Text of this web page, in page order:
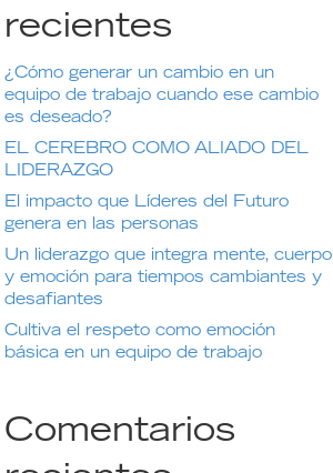
recientes
¿Cómo generar un cambio en un
equipo de trabajo cuando ese cambio
es deseado?
EL CEREBRO COMO ALIADO DEL
LIDERAZGO
El impacto que Líderes del Futuro
genera en las personas
Un liderazgo que integra mente, cuerpo
y emoción para tiempos cambiantes y
desafiantes
Cultiva el respeto como emoción
básica en un equipo de trabajo
Comentarios